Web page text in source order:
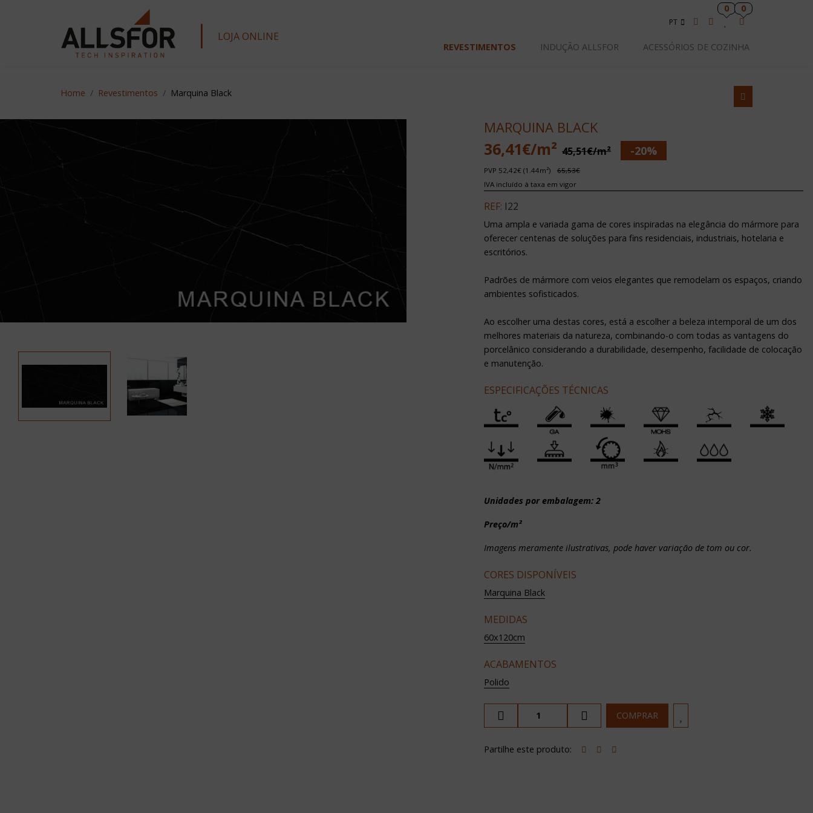
| LOJA ONLINE
PT
0 0
REVESTIMENTOS INDUÇÃO ALLSFOR ACESSÓRIOS DE COZINHA
Home Revestimentos Marquina Black
MARQUINA BLACK
36,41€/m² 45,51€/m² -20%
PVP 52,42€ (1.44m²)
65,53€
IVA incluído à taxa em vigor
REF: I22
Uma ampla e variada gama de cores inspiradas na elegância do mármore para
oferecer centenas de soluções para fins residenciais, industriais, hotelaria e
escritórios.
Padrões de mármore com veios elegantes que remodelam os espaços, criando
ambientes sofisticados.
Ao escolher uma destas cores, está a escolher a beleza intemporal de um dos
melhores materiais da natureza, combinando-o com todas as vantagens do
porcelânico considerando a durabilidade, desempenho, facilidade de colocação
e manutenção.
ESPECIFICAÇÕES TÉCNICAS
Unidades por embalagem: 2
Preço/m²
Imagens meramente ilustrativas, pode haver variação de tom ou cor.
CORES DISPONÍVEIS
Marquina Black
MEDIDAS
60x120cm
ACABAMENTOS
Polido
Partilhe este produto: